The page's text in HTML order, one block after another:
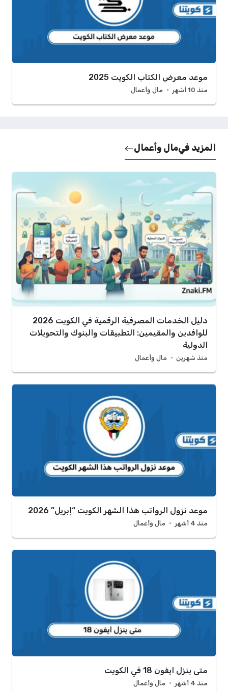
موعد معرض الكتاب الكويت 2025
منذ 10 أشهر مال وأعمال
المزيد فيمال وأعمال
دليل الخدمات المصرفية الرقمية في الكويت 2026
للوافدين والمقيمين: التطبيقات والبنوك والتحويلات
الدولية
منذ شهرين مال وأعمال
موعد نزول الرواتب هذا الشهر الكويت “إبريل” 2026
منذ 4 أشهر مال وأعمال
متى ينزل ايفون 18 في الكويت
منذ 4 أشهر مال وأعمال